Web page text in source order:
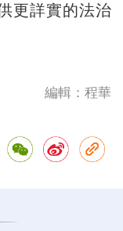
更詳實的法治
編輯：程華